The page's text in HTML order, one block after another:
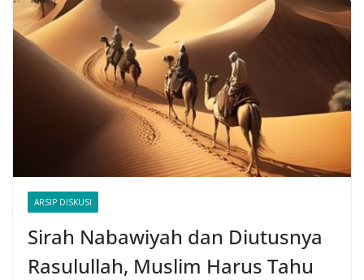
ARSIP DISKUSI
Sirah Nabawiyah dan Diutusnya
Rasulullah, Muslim Harus Tahu